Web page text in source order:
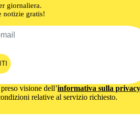
giornaliera.
notizie gratis!
visione dell’informativa sulla privacy
relative al servizio richiesto.